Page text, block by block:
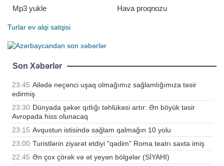
Mp3 yukle
Hava proqnozu
Turlar ev alqi satqisi
Son Xəbərlər
23:45 Ailədə neçənci uşaq olmağımız sağlamlığımıza təsir
edirmiş
23:30 Dünyada şəkər qıtlığı təhlükəsi artır: Ən böyük təsir
Avropada hiss olunacaq
23:15 Avqustun istisində sağlam qalmağın 10 yolu
23:00 Turistlərin ziyarət etdiyi "qədim" Roma teatrı saxta imiş
22:45 Ən çox çörək və ət yeyən bölgələr (SİYAHI)